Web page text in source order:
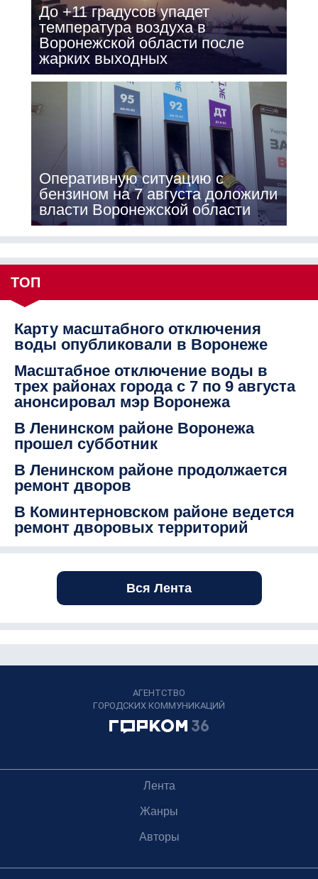
До +11 градусов упадет
температура воздуха в
Воронежской области после
жарких выходных
Оперативную ситуацию с
бензином на 7 августа доложили
власти Воронежской области
ТОП
Карту масштабного отключения
воды опубликовали в Воронеже
Масштабное отключение воды в
трех районах города с 7 по 9 августа
анонсировал мэр Воронежа
В Ленинском районе Воронежа
прошел субботник
В Ленинском районе продолжается
ремонт дворов
В Коминтерновском районе ведется
ремонт дворовых территорий
Вся Лента
АГЕНТСТВО
ГОРОДСКИХ КОММУНИКАЦИЙ
Лента
Жанры
Авторы